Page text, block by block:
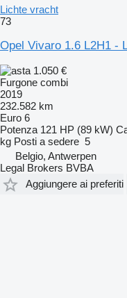
Lichte vracht
73
Opel Vivaro 1.6 L2H1 -
1.050 €
Furgone combi
2019
232.582 km
Euro 6
Potenza 121 HP (89 kW)
kg Posti a sedere 5
Belgio, Antwerpen
Legal Brokers BVBA
Aggiungere ai preferiti